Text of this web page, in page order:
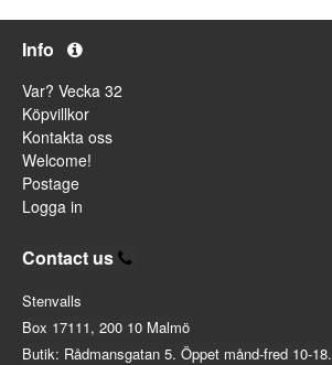
Info
Var? Vecka 32
Köpvillkor
Kontakta oss
Welcome!
Postage
Logga in
Contact us
Stenvalls
Box 17111, 200 10 Malmö
Butik: Rådmansgatan 5. Öppet månd-fred 10-18.